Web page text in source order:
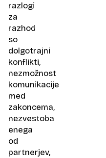
razlogi
za
razhod
so
dolgotrajni
konflikti,
nezmožnost
komunikacije
med
zakoncema,
nezvestoba
enega
od
partnerjev,